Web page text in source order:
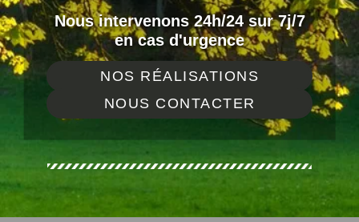
Nous intervenons 24h/24 sur 7j/7
en cas d'urgence
NOS RÉALISATIONS
NOUS CONTACTER